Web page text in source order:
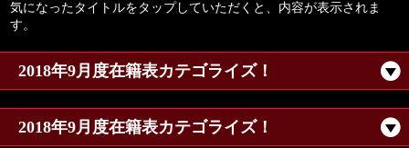
気になったタイトルをタップしていただくと、内容が表示されま
す。
2018年9月度在籍表カテゴライズ！
2018年9月度在籍表カテゴライズ！